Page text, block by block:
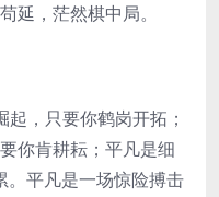
延，茫然棋中局。
，只要你鹤岗开拓；
你肯耕耘；平凡是细
。平凡是一场惊险搏击